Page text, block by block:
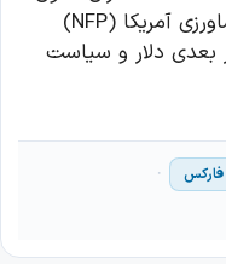
نگاه خود را به گزارش اشتغال غیرکشاورزی آمریکا (NFP)
بعدی دلار و سیاست
فارکس